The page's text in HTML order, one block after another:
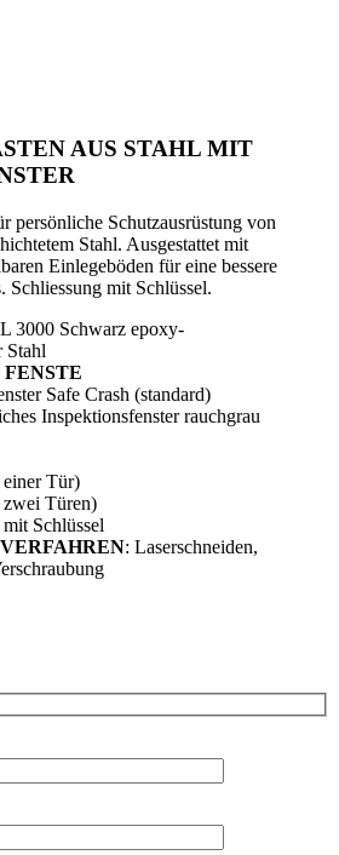
AUS STAHL MIT
persönliche Schutzausrüstung von
Stahl. Ausgestattet mit
Einlegeböden für eine bessere
Schliessung mit Schlüssel.
3000 Schwarz epoxy-
Stahl
Safe Crash (standard)
Inspektionsfenster rauchgrau
einer Tür)
zwei Türen)
mit Schlüssel
: Laserschneiden,